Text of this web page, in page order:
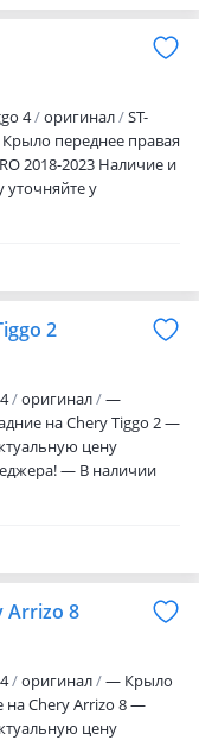
4 оригинал
ST-
Крыло переднее правая
2018-2023 Наличие и
уточняйте у
2
оригинал
—
на Chery Tiggo 2 —
цену
— В наличии
ходовой, салону и
регионы. — Также
— Киргизстан —
Arrizo 8
оригинал
— Крыло
на Chery Arrizo 8 —
цену